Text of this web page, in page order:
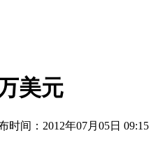
美元
时间：2012年07月05日 09:15